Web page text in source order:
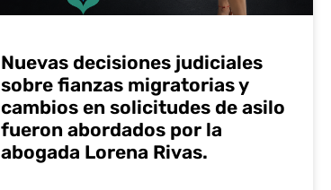
Nuevas decisiones judiciales
sobre fianzas migratorias y
cambios en solicitudes de asilo
fueron abordados por la
abogada Lorena Rivas.